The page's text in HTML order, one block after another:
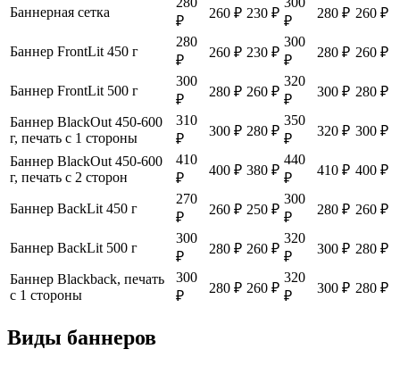
Баннерная сетка
₽
260 ₽ 230 ₽
₽
280 ₽ 260 ₽
Баннер FrontLit 450 г
280
₽
260 ₽ 230 ₽
300
₽
280 ₽ 260 ₽
Баннер FrontLit 500 г
300
₽
280 ₽ 260 ₽
320
₽
300 ₽ 280 ₽
Баннер BlackOut 450-600
г, печать с 1 стороны
310
₽
300 ₽ 280 ₽
350
₽
320 ₽ 300 ₽
Баннер BlackOut 450-600
г, печать с 2 сторон
410
₽
400 ₽ 380 ₽
440
₽
410 ₽ 400 ₽
Баннер BackLit 450 г
270
₽
260 ₽ 250 ₽
300
₽
280 ₽ 260 ₽
Баннер BackLit 500 г
300
₽
280 ₽ 260 ₽
320
₽
300 ₽ 280 ₽
Баннер Blackback, печать
с 1 стороны
300
₽
280 ₽ 260 ₽
320
₽
300 ₽ 280 ₽
Виды баннеров